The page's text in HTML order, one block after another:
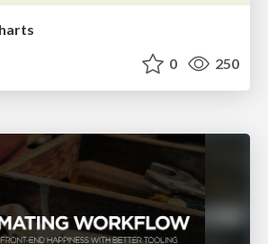
0 250